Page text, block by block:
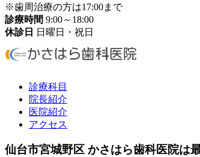
※歯周治療の方は17:00まで
診療時間 9:00～18:00
休診日
日曜日・祝日
診療科目
院長紹介
医院紹介
アクセス
仙台市宮城野区 かさはら歯科医院は